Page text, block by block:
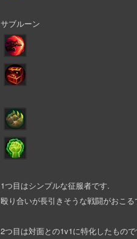
サブルーン
1つ目はシンプルな征服者です.
殴り合いが長引きそうな戦闘がおこ
2つ目は対面との1v1に特化したもの